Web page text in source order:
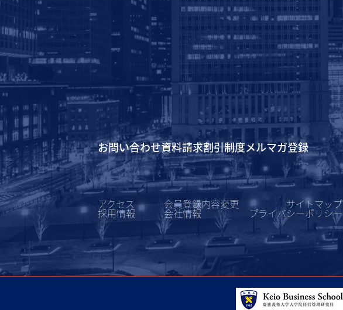
お問い合わせ資料請求割引制度メルマガ登録
アクセス 会員登録内容変更 サイトマップ
採用情報 会社情報 プライバシーポリシー